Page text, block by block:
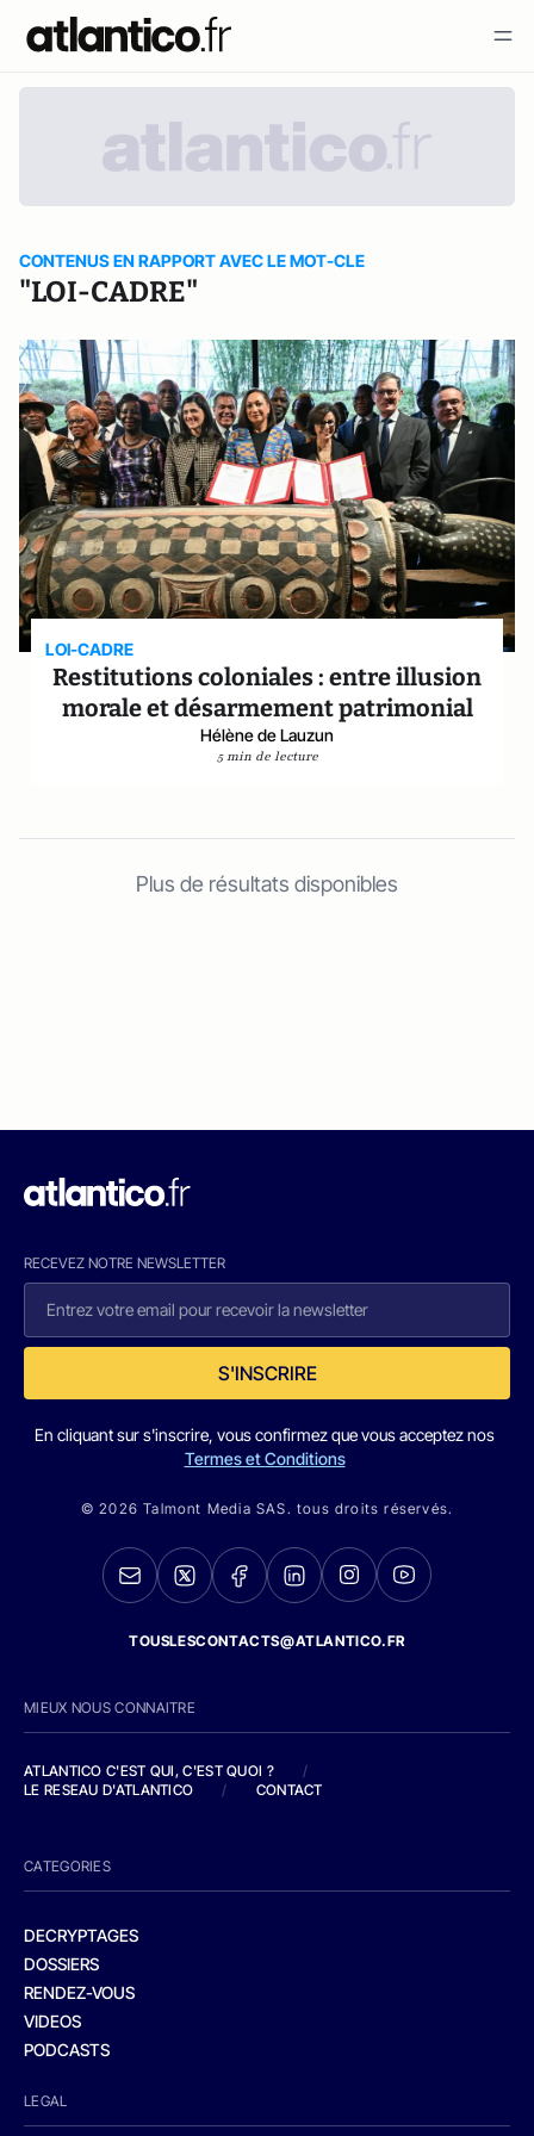
CONTENUS EN RAPPORT AVEC LE MOT-CLE
"LOI-CADRE"
LOI-CADRE
Restitutions coloniales : entre illusion
morale et désarmement patrimonial
Hélène de Lauzun
5 min de lecture
Plus de résultats disponibles
RECEVEZ NOTRE NEWSLETTER
S'INSCRIRE
En cliquant sur s'inscrire, vous confirmez que vous acceptez nos
Termes et Conditions
© 2026 Talmont Media SAS. tous droits réservés.
TOUSLESCONTACTS@ATLANTICO.FR
MIEUX NOUS CONNAITRE
ATLANTICO C'EST QUI, C'EST QUOI ?
/
LE RESEAU D'ATLANTICO
/ CONTACT
CATEGORIES
DECRYPTAGES
DOSSIERS
RENDEZ-VOUS
VIDEOS
PODCASTS
LEGAL